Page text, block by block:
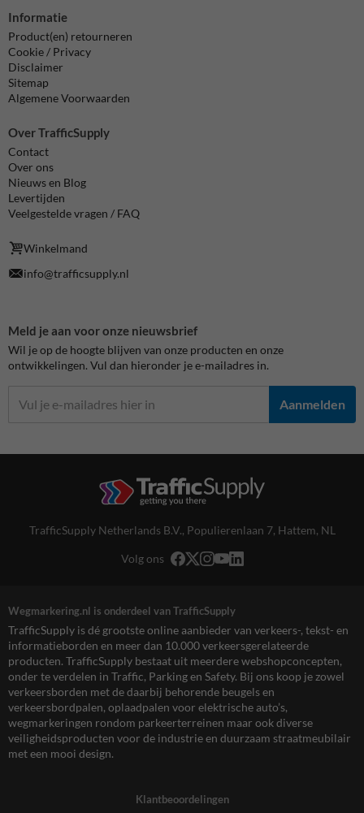
Informatie
Product(en) retourneren
Cookie / Privacy
Disclaimer
Sitemap
Algemene Voorwaarden
Over TrafficSupply
Contact
Over ons
Nieuws en Blog
Levertijden
Veelgestelde vragen / FAQ
Winkelmand
info@trafficsupply.nl
Meld je aan voor onze nieuwsbrief
Wil je op de hoogte blijven van onze producten en onze
ontwikkelingen. Vul dan hieronder je e-mailadres in.
Aanmelden
TrafficSupply Netherlands B.V., Populierenlaan 7, Hattem, NL
Volg ons
Wegmarkering.nl is onderdeel van TrafficSupply
TrafficSupply is dé grootste online aanbieder van verkeers-, tekst- en
informatieborden en meer dan 10.000 verkeersgerelateerde
producten. TrafficSupply bestaat uit meerdere webshopconcepten,
onder te verdelen in Traffic, Parking en Safety. Bij ons koop je zowel
verkeersborden met de daarbij behorende beugels en
verkeersbordpalen, oplaadpalen voor elektrische auto’s,
wegmarkeringen rondom parkeerterreinen maar ook diverse
veiligheidsproducten voor de industrie en duurzaam straatmeubilair
met een mooi design.
Klantbeoordelingen